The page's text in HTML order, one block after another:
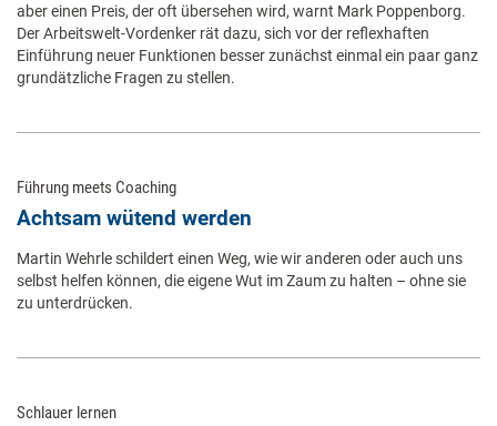
aber einen Preis, der oft übersehen wird, warnt Mark Poppenborg.
Der Arbeitswelt-Vordenker rät dazu, sich vor der reflexhaften
Einführung neuer Funktionen besser zunächst einmal ein paar ganz
grundätzliche Fragen zu stellen.
Führung meets Coaching
Achtsam wütend werden
Martin Wehrle schildert einen Weg, wie wir anderen oder auch uns
selbst helfen können, die eigene Wut im Zaum zu halten – ohne sie
zu unterdrücken.
Schlauer lernen